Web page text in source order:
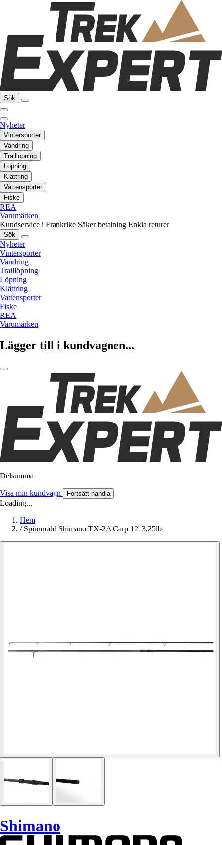
Sök
Nyheter
Vintersporter
Vandring
Traillöpning
Löpning
Klättring
Vattensporter
Fiske
REA
Varumärken
Kundservice i Frankrike Säker betalning Enkla returer
Sök
Nyheter
Vintersporter
Vandring
Traillöpning
Löpning
Klättring
Vattensporter
Fiske
REA
Varumärken
Lägger till i kundvagnen...
Delsumma
Visa min kundvagn Fortsätt handla
Loading...
Hem
/ Spinnrodd Shimano TX-2A Carp 12' 3,25lb
Shimano